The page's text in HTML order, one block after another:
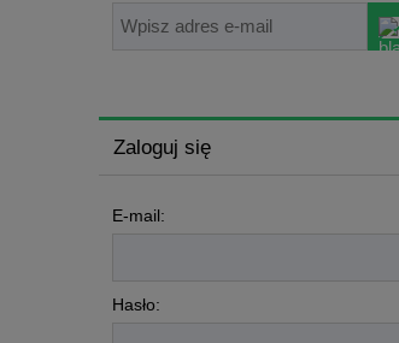
Zaloguj się
E-mail:
Hasło: